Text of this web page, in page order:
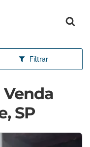
Filtrar
Venda
SP